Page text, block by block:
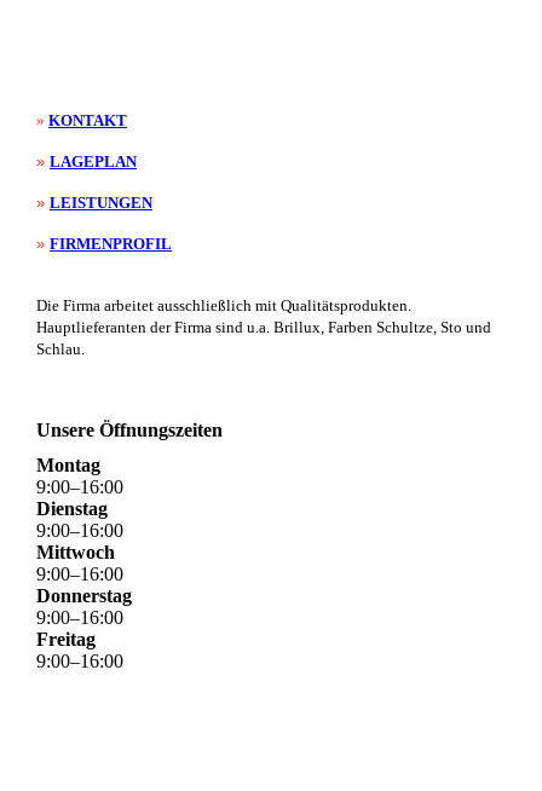
» KONTAKT
» LAGEPLAN
» LEISTUNGEN
» FIRMENPROFIL
Die Firma arbeitet ausschließlich mit Qualitätsprodukten.
Hauptlieferanten der Firma sind u.a. Brillux, Farben Schultze, Sto und
Schlau.
Unsere Öffnungszeiten
Montag
9:00–16:00
Dienstag
9:00–16:00
Mittwoch
9:00–16:00
Donnerstag
9:00–16:00
Freitag
9:00–16:00